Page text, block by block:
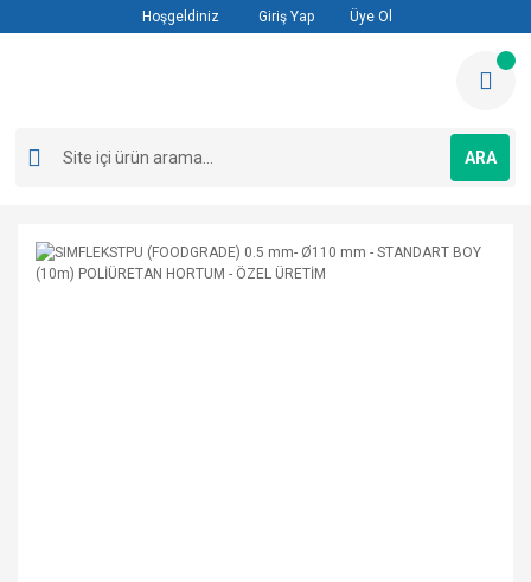
Hoşgeldiniz Giriş Yap Üye Ol
ARA